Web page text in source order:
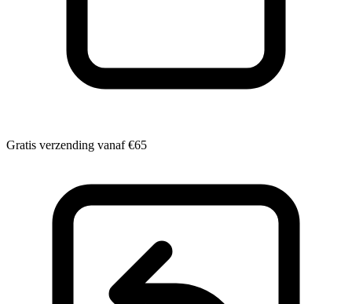
Gratis verzending vanaf€65